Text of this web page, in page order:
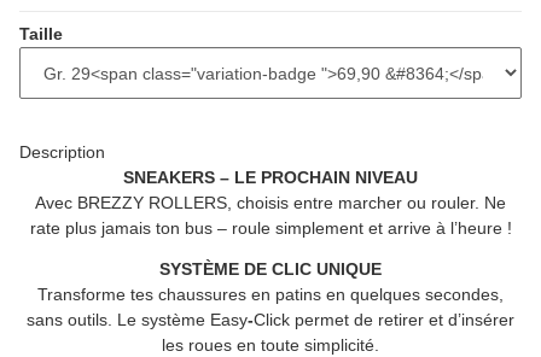
Taille
Description
SNEAKERS – LE PROCHAIN NIVEAU
Avec BREZZY ROLLERS , choisis entre marcher ou rouler. Ne
rate plus jamais ton bus – roule simplement et arrive à l’heure !
SYSTÈME DE CLIC UNIQUE
Transforme tes chaussures en patins en quelques secondes,
sans outils. Le système Easy-Click permet de retirer et d’insérer
les roues en toute simplicité.